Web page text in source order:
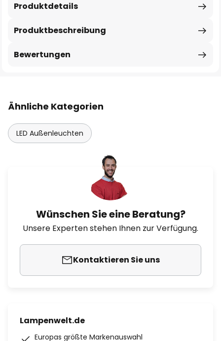
Produktbeschreibung
Produktdetails
Bewertungen
Ähnliche Kategorien
LED Außenleuchten
Wünschen Sie eine Beratung?
Unsere Experten stehen Ihnen zur Verfügung.
Kontaktieren Sie uns
Lampenwelt.de
Europas größte Markenauswahl